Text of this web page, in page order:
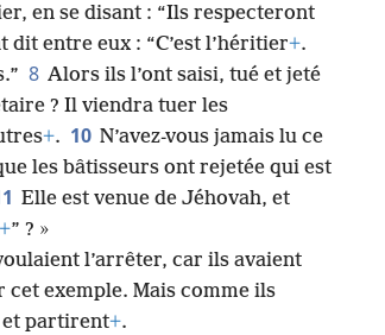
en se disant : “Ils respecteront
entre eux : “C’est l’héritier+.
8 Alors ils l’ont saisi, tué et jeté
? Il viendra tuer les
+. 10 N’avez-vous jamais lu ce
les bâtisseurs ont rejetée qui est
Elle est venue de Jéhovah, et
+” ? »
l’arrêter, car ils avaient
cet exemple. Mais comme ils
et partirent+.